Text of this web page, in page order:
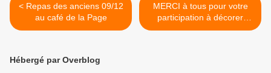
< Repas des anciens 09/12
au café de la Page
MERCI à tous pour votre
participation à décorer
l'arbre et la mairie pour
Hébergé par Overblog